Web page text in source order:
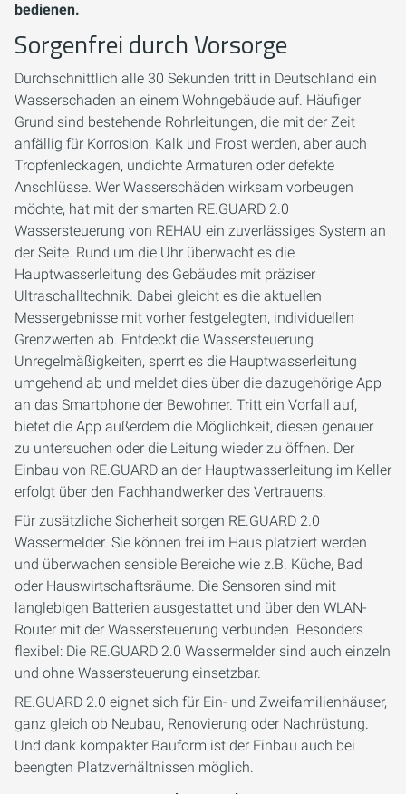
bedienen.
Sorgenfrei durch Vorsorge
Durchschnittlich alle 30 Sekunden tritt in Deutschland ein
Wasserschaden an einem Wohngebäude auf. Häufiger
Grund sind bestehende Rohrleitungen, die mit der Zeit
anfällig für Korrosion, Kalk und Frost werden, aber auch
Tropfenleckagen, undichte Armaturen oder defekte
Anschlüsse. Wer Wasserschäden wirksam vorbeugen
möchte, hat mit der smarten RE.GUARD 2.0
Wassersteuerung von REHAU ein zuverlässiges System an
der Seite. Rund um die Uhr überwacht es die
Hauptwasserleitung des Gebäudes mit präziser
Ultraschalltechnik. Dabei gleicht es die aktuellen
Messergebnisse mit vorher festgelegten, individuellen
Grenzwerten ab. Entdeckt die Wassersteuerung
Unregelmäßigkeiten, sperrt es die Hauptwasserleitung
umgehend ab und meldet dies über die dazugehörige App
an das Smartphone der Bewohner. Tritt ein Vorfall auf,
bietet die App außerdem die Möglichkeit, diesen genauer
zu untersuchen oder die Leitung wieder zu öffnen. Der
Einbau von RE.GUARD an der Hauptwasserleitung im Keller
erfolgt über den Fachhandwerker des Vertrauens.
Für zusätzliche Sicherheit sorgen RE.GUARD 2.0
Wassermelder. Sie können frei im Haus platziert werden
und überwachen sensible Bereiche wie z.B. Küche, Bad
oder Hauswirtschaftsräume. Die Sensoren sind mit
langlebigen Batterien ausgestattet und über den WLAN-
Router mit der Wassersteuerung verbunden. Besonders
flexibel: Die RE.GUARD 2.0 Wassermelder sind auch einzeln
und ohne Wassersteuerung einsetzbar.
RE.GUARD 2.0 eignet sich für Ein- und Zweifamilienhäuser,
ganz gleich ob Neubau, Renovierung oder Nachrüstung.
Und dank kompakter Bauform ist der Einbau auch bei
beengten Platzverhältnissen möglich.